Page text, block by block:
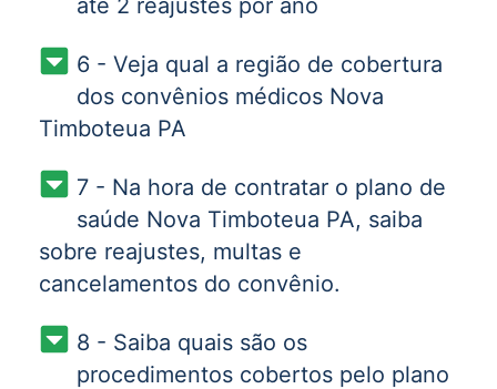
até 2 reajustes por ano
6 - Veja qual a região de cobertura
dos convênios médicos Nova
Timboteua PA
7 - Na hora de contratar o plano de
saúde Nova Timboteua PA, saiba
sobre reajustes, multas e
cancelamentos do convênio.
8 - Saiba quais são os
procedimentos cobertos pelo plano